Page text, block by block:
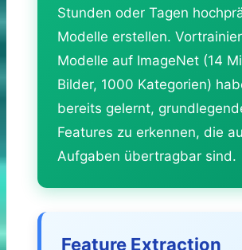
Stunden oder Tagen
Modelle erstellen.
Modelle auf ImageNet (14
Bilder, 1000 Kategorien)
bereits gelernt,
Features zu erkennen, die
Aufgaben übertragbar sind.
Feature Extraction